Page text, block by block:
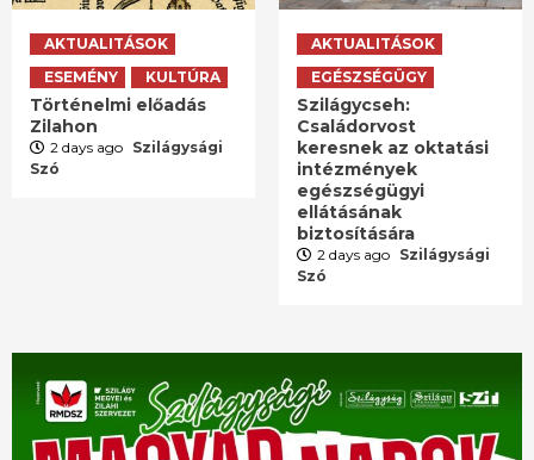
AKTUALITÁSOK
ESEMÉNY
KULTÚRA
Történelmi előadás
Zilahon
2 days ago Szilágysági
Szó
AKTUALITÁSOK
EGÉSZSÉGÜGY
Szilágycseh:
Családorvost
keresnek az oktatási
intézmények
egészségügyi
ellátásának
biztosítására
2 days ago Szilágysági
Szó